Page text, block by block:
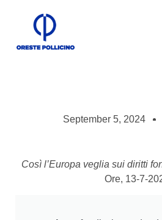
September 5, 2024
Così l’Europa veglia sui diritti
Ore, 13-7-